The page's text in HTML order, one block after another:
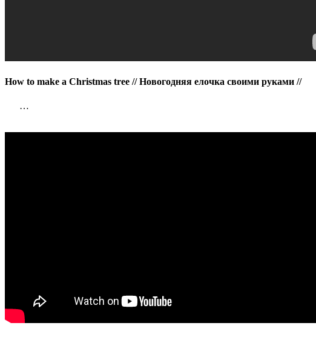
How to make a Christmas tree // Новогодняя елочка своими руками //
…